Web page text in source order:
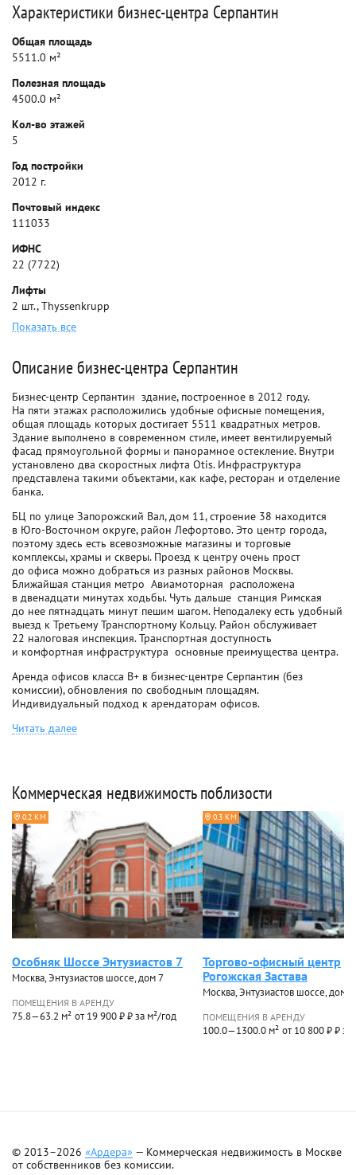
Характеристики бизнес-центра Серпантин
Общая площадь
5511.0 м²
Полезная площадь
4500.0 м²
Кол-во этажей
5
Год постройки
2012 г.
Почтовый индекс
111033
ИФНС
22 (7722)
Лифты
2 шт., Thyssenkrupp
Показать все
Описание бизнес-центра Серпантин
Бизнес-центр Серпантин  здание, построенное в 2012 году.
На пяти этажах расположились удобные офисные помещения,
общая площадь которых достигает 5511 квадратных метров.
Здание выполнено в современном стиле, имеет вентилируемый
фасад прямоугольной формы и панорамное остекление. Внутри
установлено два скоростных лифта Otis. Инфраструктура
представлена такими объектами, как кафе, ресторан и отделение
банка.
БЦ по улице Запорожский Вал, дом 11, строение 38 находится
в Юго-Восточном округе, район Лефортово. Это центр города,
поэтому здесь есть всевозможные магазины и торговые
комплексы, храмы и скверы. Проезд к центру очень прост 
до офиса можно добраться из разных районов Москвы.
Ближайшая станция метро  Авиамоторная  расположена
в двенадцати минутах ходьбы. Чуть дальше  станция Римская 
до нее пятнадцать минут пешим шагом. Неподалеку есть удобный
выезд к Третьему Транспортному Кольцу. Район обслуживает
22 налоговая инспекция. Транспортная доступность
и комфортная инфраструктура  основные преимущества центра.
Аренда офисов класса B+ в бизнес-центре Серпантин (без
комиссии), обновления по свободным площадям.
Индивидуальный подход к арендаторам офисов.
Читать далее
Коммерческая недвижимость поблизости
0.2 КМ
Особняк Шоссе Энтузиастов 7
Москва, Энтузиастов шоссе, дом 7
ПОМЕЩЕНИЯ В АРЕНДУ
75.8—63.2 м² от 19 900 ₽ ₽ за м²/год
0.3 КМ
Торгово-офисный центр
Рогожская Застава
Москва, Энтузиастов шоссе, дом
ПОМЕЩЕНИЯ В АРЕНДУ
100.0—1300.0 м² от 10 800 ₽ ₽ за
© 2013–2026 «Ардера» — Коммерческая недвижимость в Москве
от собственников без комиссии.